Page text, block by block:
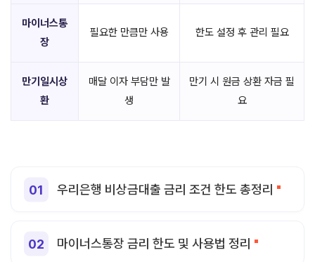
마이너스통
장
필요한 만큼만 사용 한도 설정 후 관리 필요
만기일시상
환
매달 이자 부담만 발
생
만기 시 원금 상환 자금 필
요
우리은행 비상금대출 금리 조건 한도 총정리
마이너스통장 금리 한도 및 사용법 정리